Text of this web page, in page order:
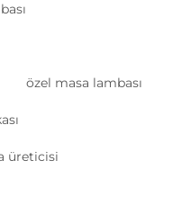
özel masa lambası
üreticisi